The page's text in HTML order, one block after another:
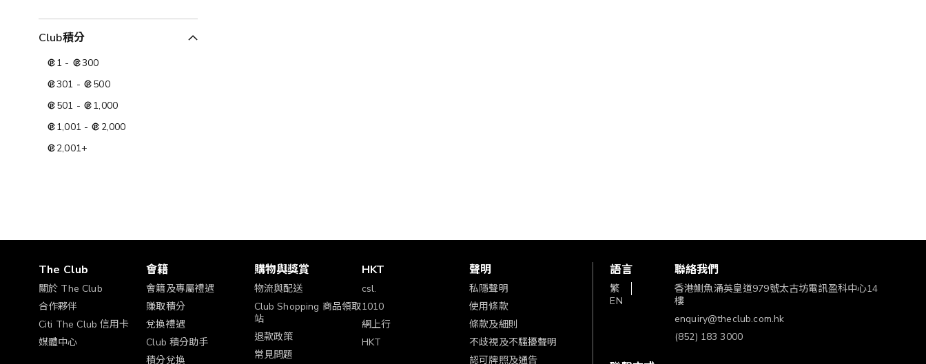
Club積分
1 -
300
301 -
500
501 -
1,000
1,001 -
2,000
2,001+
The Club
關於 The Club
合作夥伴
Citi The Club 信用卡
媒體中心
會籍
會籍及專屬禮遇
賺取積分
兌換禮遇
Club 積分助手
積分兌換
購物與獎賞
物流與配送
Club Shopping 商品領取
站
退款政策
常見問題
HKT
csl.
1010
網上行
HKT
聲明
私隱聲明
使用條款
條款及細則
不歧視及不騷擾聲明
認可牌照及通告
語言
繁
EN
聯絡我們
香港鰂魚涌英皇道979號太古坊電訊盈科中心14
樓
enquiry@theclub.com.hk
(852) 183 3000